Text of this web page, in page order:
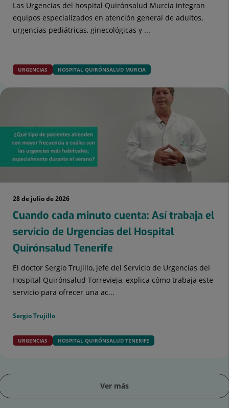
Las Urgencias del hospital Quirónsalud Murcia integran
equipos especializados en atención general de adultos,
urgencias pediátricas, ginecológicas y ...
URGENCIAS HOSPITAL QUIRÓNSALUD MURCIA
28 de julio de 2026
Cuando cada minuto cuenta: Así trabaja el
servicio de Urgencias del Hospital
Quirónsalud Tenerife
El doctor Sergio Trujillo, jefe del Servicio de Urgencias del
Hospital Quirónsalud Torrevieja, explica cómo trabaja este
servicio para ofrecer una ac...
Sergio Trujillo
URGENCIAS HOSPITAL QUIRÓNSALUD TENERIFE
Ver más